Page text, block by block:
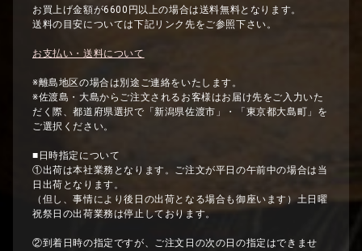
お買上げ金額が6600円以上の場合は送料無料となります。
送料の目安については下記リンク先をご参照下さい。
お支払い・送料について
※離島地区の場合は別途ご連絡をいたします。
※佐渡島・大島からご注文されるお客様はお届け先をご入力いた
だく際、都道府県選択で「新潟県佐渡市」・「東京都大島町」を
ご選択ください。
■日時指定について
①出荷は本社業務となります。ご注文が平日の午前中の場合は当
日出荷となります。
（但し、事情により後日の出荷となる場合も御座います）土日曜
祝祭日の出荷業務は停止しております。
②到着日時の指定ですが、ご注文日の次の日の指定はできませ